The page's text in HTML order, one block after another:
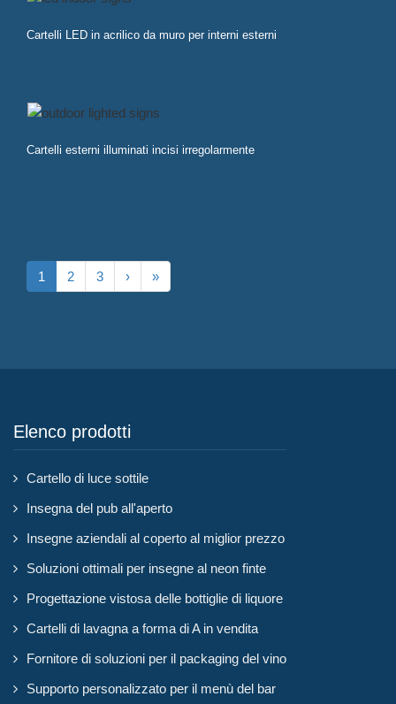
Cartelli LED in acrilico da muro per interni esterni
Cartelli esterni illuminati incisi irregolarmente
1 2 3 › »
Elenco prodotti
Cartello di luce sottile
Insegna del pub all'aperto
Insegne aziendali al coperto al miglior prezzo
Soluzioni ottimali per insegne al neon finte
Progettazione vistosa delle bottiglie di liquore
Cartelli di lavagna a forma di A in vendita
Fornitore di soluzioni per il packaging del vino
Supporto personalizzato per il menù del bar